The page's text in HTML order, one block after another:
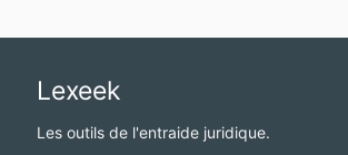
Lexeek
Les outils de l'entraide juridique.